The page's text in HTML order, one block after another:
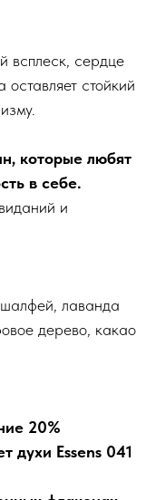
всплеск, сердце
стойкий
которые любят
в себе.
и
лаванда
дерево, какао
20%
духи Essens 041